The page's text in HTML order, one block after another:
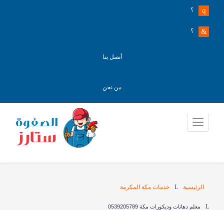
؟
أتصل بنا
من نحن
الرئيسية خدمات مكة المكرمة
معلم دهانات وديكورات مكة 0539205789